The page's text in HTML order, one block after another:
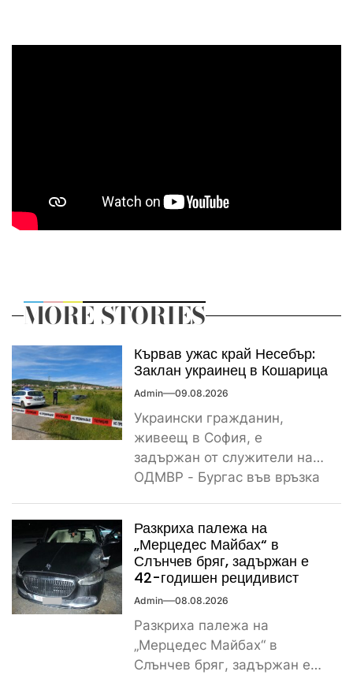
MORE STORIES
Кървав ужас край Несебър:
Заклан украинец в Кошарица
Admin 09.08.2026
Украински гражданин,
живеещ в София, е
задържан от служители на
ОДМВР - Бургас във връзка
Разкриха палежа на
„Мерцедес Майбах“ в
Слънчев бряг, задържан е
42-годишен рецидивист
Admin 08.08.2026
Разкриха палежа на
„Мерцедес Майбах“ в
Слънчев бряг, задържан е